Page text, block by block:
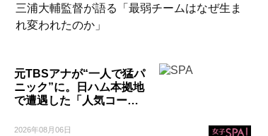
三浦大輔監督が語る「最弱チームはなぜ生ま
れ変われたのか」
元TBSアナが“一人で猛パ
ニック”に。日ハム本拠地
で遭遇した「人気コー…
2026年08月06日